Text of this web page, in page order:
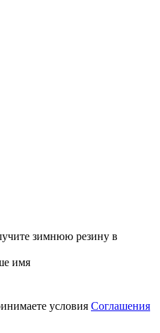
зимнюю резину в
имя
условия Соглашения